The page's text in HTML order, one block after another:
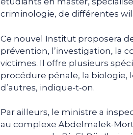
criminologie, de différentes
Ce nouvel Institut proposera
prévention, l’investigation, la
victimes. Il offre plusieurs
procédure pénale, la biologie,
d’autres, indique-t-on.
Par ailleurs, le ministre a
au complexe Abdelmalek-